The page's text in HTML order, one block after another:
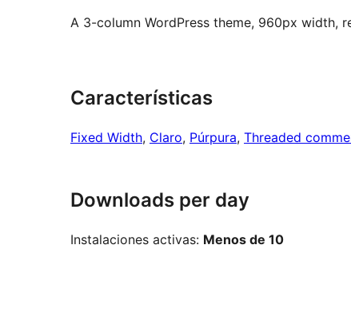
A 3-column WordPress theme, 960px width,
Características
Fixed Width, Claro, Púrpura, Threaded
Downloads per day
Instalaciones activas: Menos de 10